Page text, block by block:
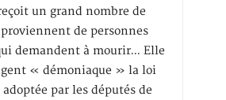
un grand nombre de
proviennent de personnes
demandent à mourir… Elle
« démoniaque » la loi
par les députés de